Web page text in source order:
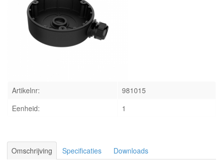
INLOGGEN
Artikelnr:
981015
Eenheid:
1
Omschrijving Specificaties Downloads